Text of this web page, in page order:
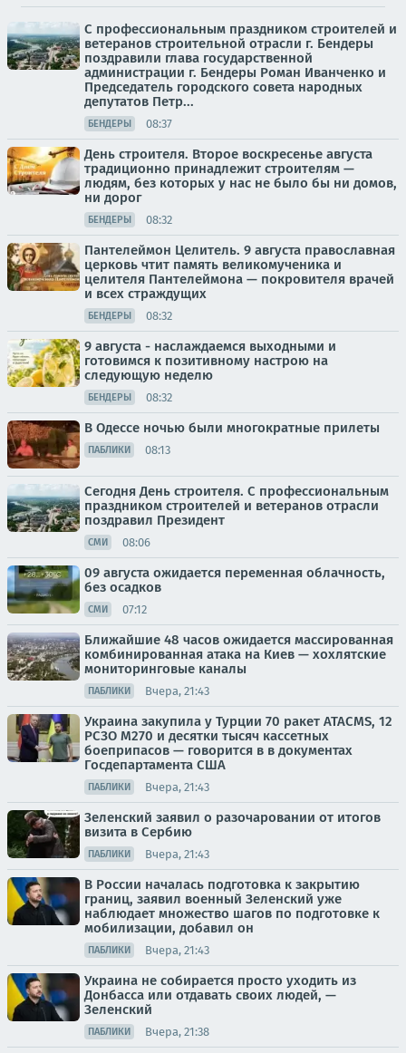
С профессиональным праздником строителей и
ветеранов строительной отрасли г. Бендеры
поздравили глава государственной
администрации г. Бендеры Роман Иванченко и
Председатель городского совета народных
депутатов Петр...
БЕНДЕРЫ 08:37
День строителя. Второе воскресенье августа
традиционно принадлежит строителям —
людям, без которых у нас не было бы ни домов,
ни дорог
БЕНДЕРЫ 08:32
Пантелеймон Целитель. 9 августа православная
церковь чтит память великомученика и
целителя Пантелеймона — покровителя врачей
и всех страждущих
БЕНДЕРЫ 08:32
9 августа - наслаждаемся выходными и
готовимся к позитивному настрою на
следующую неделю
БЕНДЕРЫ 08:32
В Одессе ночью были многократные прилеты
ПАБЛИКИ 08:13
Сегодня День строителя. С профессиональным
праздником строителей и ветеранов отрасли
поздравил Президент
СМИ 08:06
09 августа ожидается переменная облачность,
без осадков
СМИ 07:12
Ближайшие 48 часов ожидается массированная
комбинированная атака на Киев — хохлятские
мониторинговые каналы
ПАБЛИКИ Вчера, 21:43
Украина закупила у Турции 70 ракет ATACMS, 12
РСЗО M270 и десятки тысяч кассетных
боеприпасов — говорится в в документах
Госдепартамента США
ПАБЛИКИ Вчера, 21:43
Зеленский заявил о разочаровании от итогов
визита в Сербию
ПАБЛИКИ Вчера, 21:43
В России началась подготовка к закрытию
границ, заявил военный Зеленский уже
наблюдает множество шагов по подготовке к
мобилизации, добавил он
ПАБЛИКИ Вчера, 21:43
Украина не собирается просто уходить из
Донбасса или отдавать своих людей, —
Зеленский
ПАБЛИКИ Вчера, 21:38